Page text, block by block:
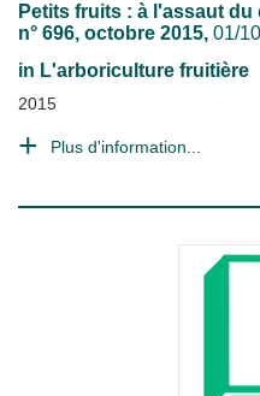
Petits fruits : à l'assaut du
n° 696, octobre 2015, 01/
in L'arboriculture fruitière
2015
Plus d'information...